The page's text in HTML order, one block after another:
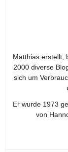
Matthias erstellt,
2000 diverse
sich um
Er wurde 1973
von